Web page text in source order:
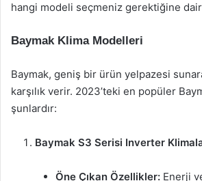
hangi modeli seçmeniz gerektiğine
Baymak Klima Modelleri
Baymak, geniş bir ürün yelpazesi
karşılık verir. 2023’teki en popüler
şunlardır:
Baymak S3 Serisi Inverter
Öne Çıkan Özellikler: Enerji